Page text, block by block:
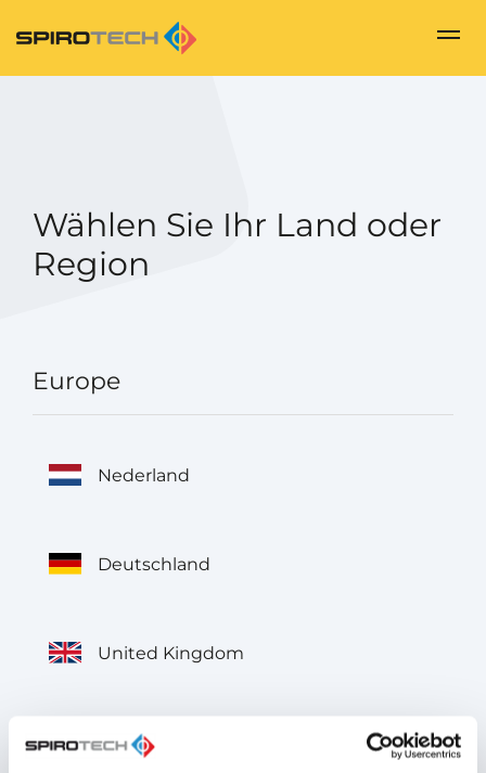
Wählen Sie Ihr Land oder
Region
Europe
Nederland
Deutschland
United Kingdom
België